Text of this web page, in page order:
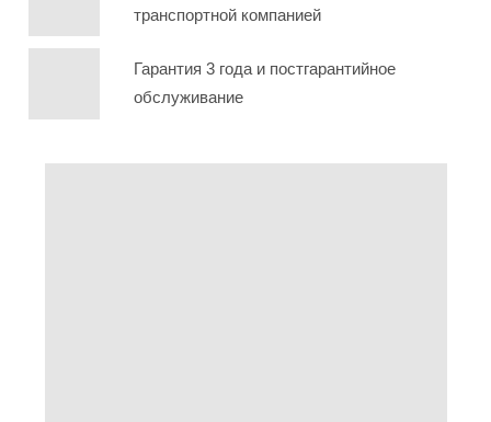
транспортной компанией
Гарантия 3 года и постгарантийное
обслуживание